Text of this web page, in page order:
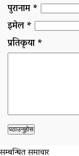
पुरानाम *
इमेल *
प्रतिकृया *
सम्बन्धित समाचार